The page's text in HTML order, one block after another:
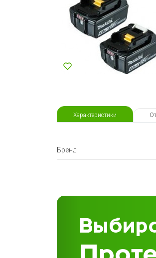
Характеристики
Бренд